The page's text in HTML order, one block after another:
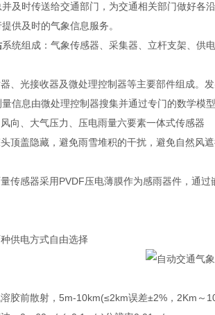
及时传送给交通部门，为交通相关部门做好各
供及时的气象信息服务。
系统组成：气象传感器、采集器、立杆支架、供
光接收器及微处理控制器等主要部件组成。
信息由微处理控制器搜集并通过专门的数学
、大气压力、压电雨量六要素一体式传感器
盖隐藏，避免雨雪堆积的干扰，避免自然风
感器采用PVDF压电薄膜作为感雨器件，通过
供电方式自由选择
前散射，5m-10km(≤2km误差±2%，2Km～